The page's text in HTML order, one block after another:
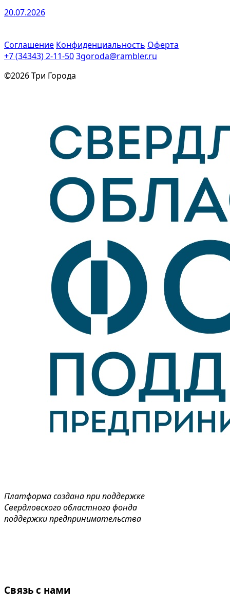
20.07.2026
Соглашение Конфиденциальность Оферта
+7 (34343) 2-11-503goroda@rambler.ru
©2026 Три Города
Платформа создана при поддержке
Свердловского областного фонда
поддержки предпринимательства
Связь с нами